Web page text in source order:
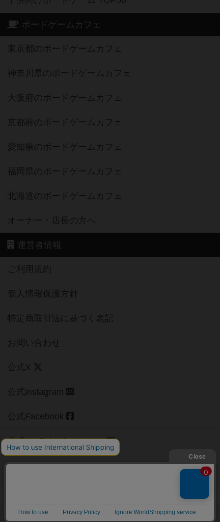
ボードゲームカフェ
東京都のボードゲームカフェ
神奈川県のボードゲームカフェ
大阪府のボードゲームカフェ
京都府のボードゲームカフェ
愛知県のボードゲームカフェ
福岡県のボードゲームカフェ
北海道のボードゲームカフェ
オーナー・店長の方へ
運営者情報
ご利用規約
個人情報保護方針
特定商取引法に基づく表記
お問い合わせ
公式X
公式instagram
公式Facebook
公式YouTubeチャンネル
Copyright (c)